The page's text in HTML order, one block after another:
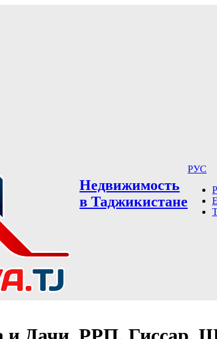
Недвижимость
в Таджикистане
РУС